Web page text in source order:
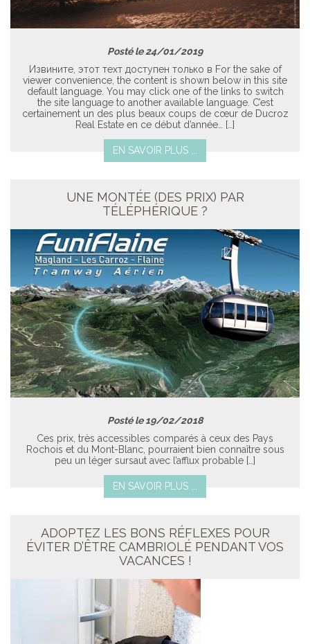
Posté le 24/01/2019
Извините, этот техт доступен только в For the sake of
viewer convenience, the content is shown below in this site
default language. You may click one of the links to switch
the site language to another available language. C’est
certainement un des plus beaux coups de cœur de Ducroz
Real Estate en ce début d’année… […]
EN SAVOIR PLUS ...
UNE MONTÉE (DES PRIX) PAR
TÉLÉPHÉRIQUE ?
Posté le 19/02/2018
Ces prix, très accessibles comparés à ceux des Pays
Rochois et du Mont-Blanc, pourraient bien connaître sous
peu un léger sursaut avec l’afflux probable […]
EN SAVOIR PLUS ...
ADOPTEZ LES BONS RÉFLEXES POUR
ÉVITER D’ÊTRE CAMBRIOLÉ PENDANT VOS
VACANCES !